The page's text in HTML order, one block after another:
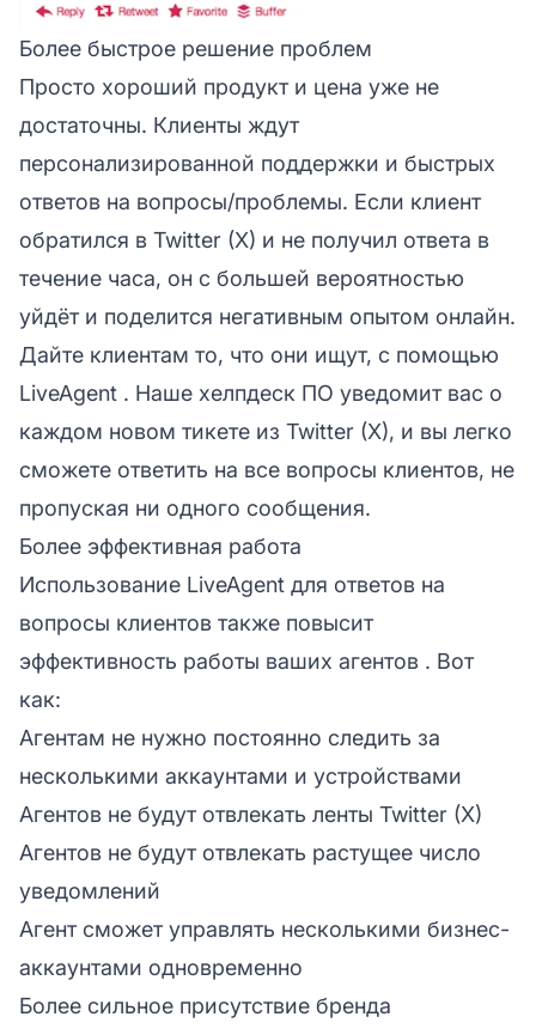
Более быстрое решение проблем
Просто хороший продукт и цена уже не
достаточны. Клиенты ждут
персонализированной поддержки и быстрых
ответов на вопросы/проблемы. Если клиент
обратился в Twitter (X) и не получил ответа в
течение часа, он с большей вероятностью
уйдёт и поделится негативным опытом онлайн.
Дайте клиентам то, что они ищут, с помощью
LiveAgent . Наше хелпдеск ПО уведомит вас о
каждом новом тикете из Twitter (X), и вы легко
сможете ответить на все вопросы клиентов, не
пропуская ни одного сообщения.
Более эффективная работа
Использование LiveAgent для ответов на
вопросы клиентов также повысит
эффективность работы ваших агентов . Вот
как:
Агентам не нужно постоянно следить за
несколькими аккаунтами и устройствами
Агентов не будут отвлекать ленты Twitter (X)
Агентов не будут отвлекать растущее число
уведомлений
Агент сможет управлять несколькими бизнес-
аккаунтами одновременно
Более сильное присутствие бренда